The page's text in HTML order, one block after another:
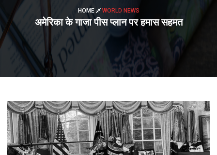
HOME WORLD NEWS
अमेरिका के गाजा पीस प्लान पर हमास सहमत